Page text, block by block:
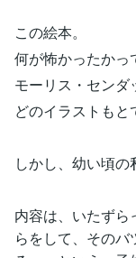
この絵本。
何が怖かったかっ
モーリス・センダ
どのイラストもと
しかし、幼い頃の
内容は、いたず
らをして、その